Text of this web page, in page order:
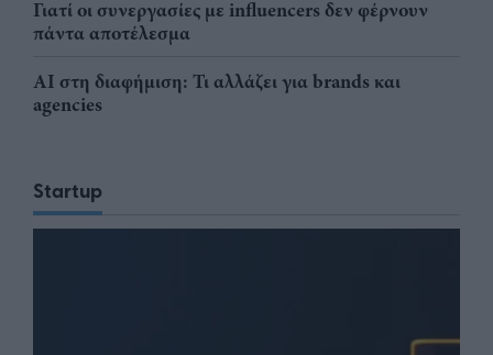
Γιατί οι συνεργασίες με influencers δεν φέρνουν
πάντα αποτέλεσμα
AI στη διαφήμιση: Τι αλλάζει για brands και
agencies
Startup